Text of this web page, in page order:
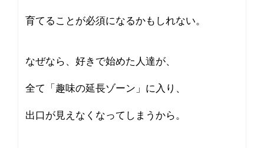
育てることが必須になるかもしれない。
なぜなら、好きで始めた人達が、
全て「趣味の延長ゾーン」に入り、
出口が見えなくなってしまうから。